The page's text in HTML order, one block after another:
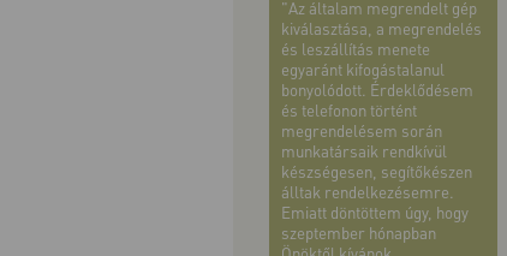
"Az általam megrendelt gép
kiválasztása, a megrendelés
és leszállítás menete
egyaránt kifogástalanul
bonyolódott. Érdeklődésem
és telefonon történt
megrendelésem során
munkatársaik rendkívül
készségesen, segítőkészen
álltak rendelkezésemre.
Emiatt döntöttem úgy, hogy
szeptember hónapban